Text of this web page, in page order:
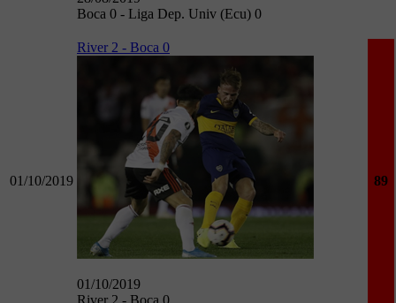
Boca 0 - Liga Dep. Univ (Ecu) 0
01/10/2019
River 2 - Boca 0
01/10/2019
River 2 - Boca 0
89